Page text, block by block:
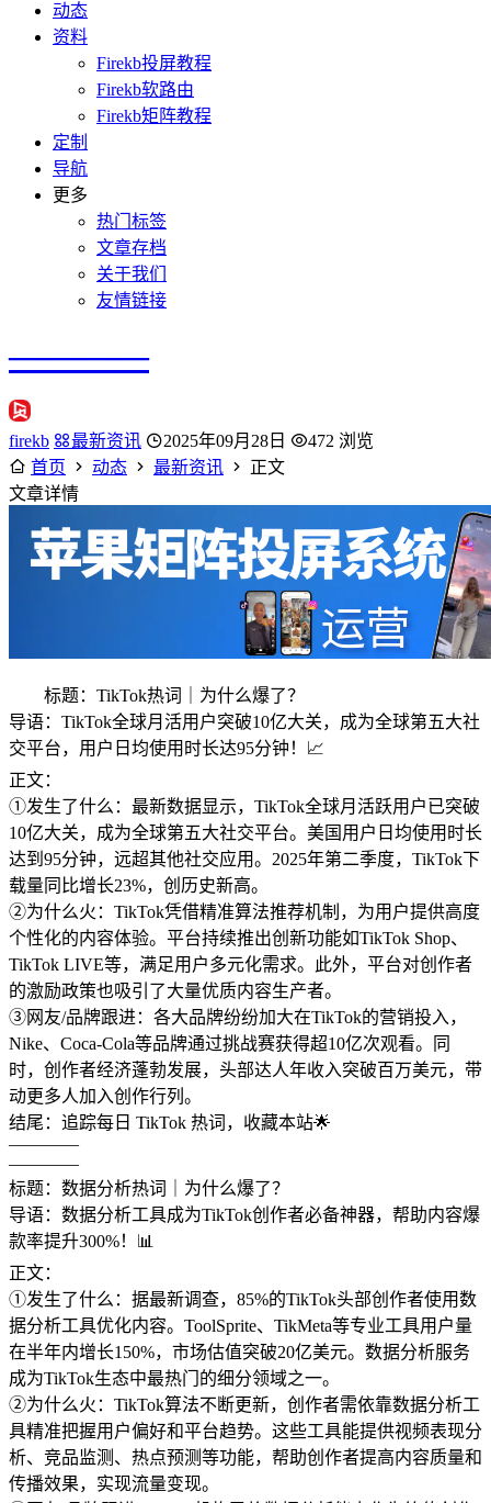
动态
资料
Firekb投屏教程
Firekb软路由
Firekb矩阵教程
定制
导航
更多
热门标签
文章存档
关于我们
友情链接
————
firekb 最新资讯 2025年09月28日
472 浏览
首页
动态 最新资讯
正文
文章详情
标题：TikTok热词｜为什么爆了？
导语：TikTok全球月活用户突破10亿大关，成为全球第五大社
交平台，用户日均使用时长达95分钟！📈
正文：
①发生了什么：最新数据显示，TikTok全球月活跃用户已突破
10亿大关，成为全球第五大社交平台。美国用户日均使用时长
达到95分钟，远超其他社交应用。2025年第二季度，TikTok下
载量同比增长23%，创历史新高。
②为什么火：TikTok凭借精准算法推荐机制，为用户提供高度
个性化的内容体验。平台持续推出创新功能如TikTok Shop、
TikTok LIVE等，满足用户多元化需求。此外，平台对创作者
的激励政策也吸引了大量优质内容生产者。
③网友/品牌跟进：各大品牌纷纷加大在TikTok的营销投入，
Nike、Coca-Cola等品牌通过挑战赛获得超10亿次观看。同
时，创作者经济蓬勃发展，头部达人年收入突破百万美元，带
动更多人加入创作行列。
结尾：追踪每日 TikTok 热词，收藏本站🌟
————
————
标题：数据分析热词｜为什么爆了？
导语：数据分析工具成为TikTok创作者必备神器，帮助内容爆
款率提升300%！📊
正文：
①发生了什么：据最新调查，85%的TikTok头部创作者使用数
据分析工具优化内容。ToolSprite、TikMeta等专业工具用户量
在半年内增长150%，市场估值突破20亿美元。数据分析服务
成为TikTok生态中最热门的细分领域之一。
②为什么火：TikTok算法不断更新，创作者需依靠数据分析工
具精准把握用户偏好和平台趋势。这些工具能提供视频表现分
析、竞品监测、热点预测等功能，帮助创作者提高内容质量和
传播效果，实现流量变现。